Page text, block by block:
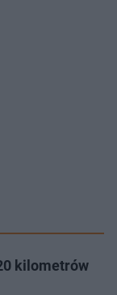
kilometrów